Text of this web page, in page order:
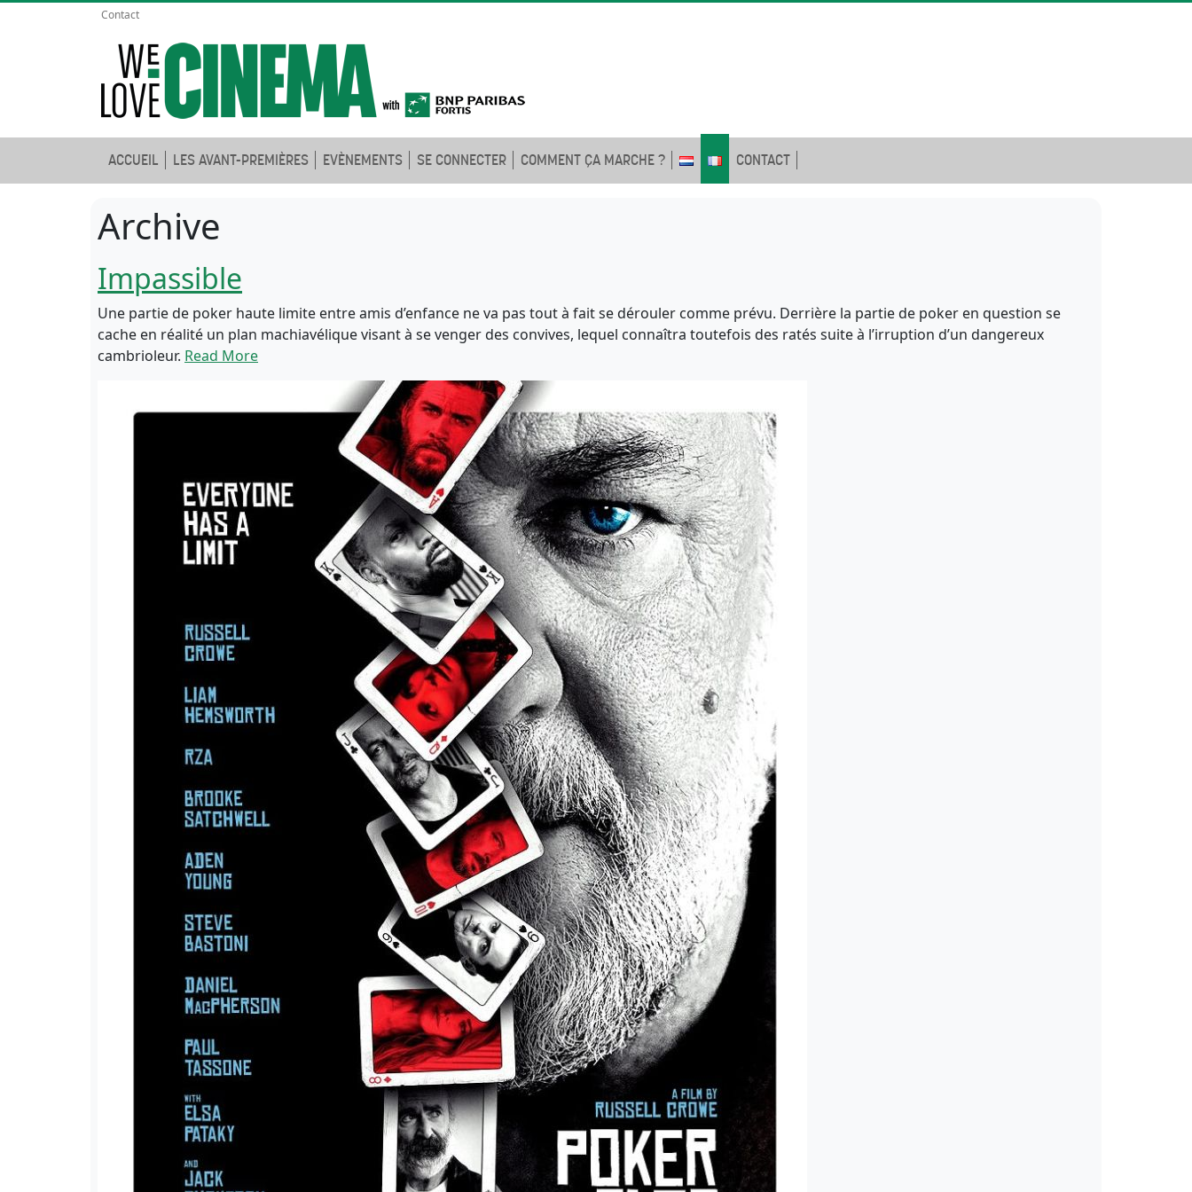
Contact
ACCUEIL LES AVANT-PREMIÈRES EVÈNEMENTS SE CONNECTER COMMENT ÇA MARCHE ? CONTACT
Archive
Impassible
Une partie de poker haute limite entre amis d’enfance ne va pas tout à fait se dérouler comme prévu. Derrière la partie de poker en question se
cache en réalité un plan machiavélique visant à se venger des convives, lequel connaîtra toutefois des ratés suite à l’irruption d’un dangereux
cambrioleur. Read More